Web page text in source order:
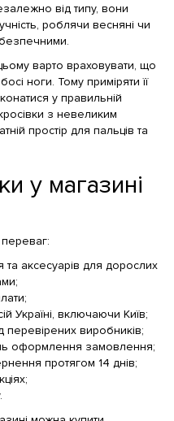
від типу, вони
роблячи весняні чи
варто враховувати, що
ноги. Тому приміряти її
у правильній
з невеликим
простір для пальців та
у магазині
переваг:
та аксесуарів для дорослих
Україні, включаючи Київ;
перевірених виробників;
оформлення замовлення;
протягом 14 днів;